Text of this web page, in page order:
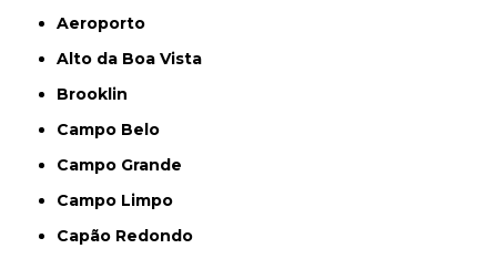
Aeroporto
Alto da Boa Vista
Brooklin
Campo Belo
Campo Grande
Campo Limpo
Capão Redondo